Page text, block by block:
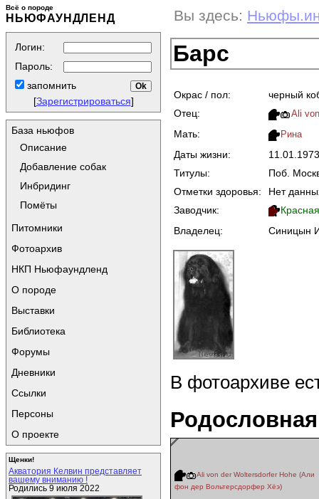
Всё о породе
НЬЮФАУНДЛЕНД
Логин:
Пароль:
запомнить
[Зарегистрироваться]
База ньюфов
Описание
Добавление собак
Инбридинг
Помёты
Питомники
Фотоархив
НКП Ньюфаундленд
О породе
Выставки
Библиотека
Форумы
Дневники
Ссылки
Персоны
О проекте
Щенки!
Акватория Келвин представляет
вашему вниманию !
Родились 9 июля 2022
Вы здесь:
Барс
Окрас / пол:
черный
Отец:
Ali
Мать: Рина
Даты жизни:
Титулы:
Поб.
Отметки здоровья:
Нет
Заводчик:
Владелец:
Синицын
В фотоархиве
Родословная
Ali von der Woltersdorfer Hohe (Али
фон дер Вольтерсдорфер Хёэ)